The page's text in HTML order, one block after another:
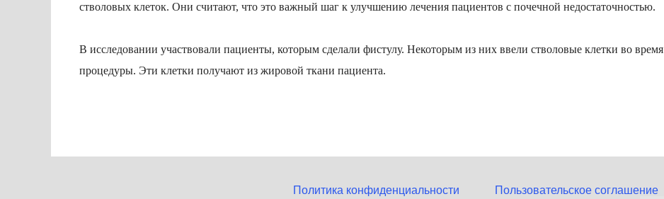
стволовых клеток. Они считают, что это важный шаг к улучшению лечения пациентов с почечной недостаточностью.
В исследовании участвовали пациенты, которым сделали фистулу. Некоторым из них ввели стволовые клетки во время
процедуры. Эти клетки получают из жировой ткани пациента.
Политика конфиденциальности Пользовательское соглашение